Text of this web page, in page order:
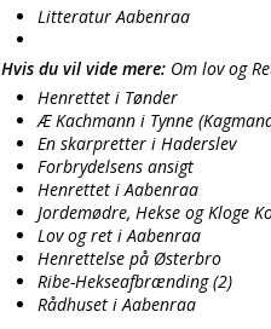
Litteratur Aabenraa
Hvis du vil vide mere: Om lov og
Henrettet i Tønder
Æ Kachmann i Tynne
En skarpretter i Haderslev
Forbrydelsens ansigt
Henrettet i Aabenraa
Jordemødre, Hekse og Kloge
Lov og ret i Aabenraa
Henrettelse på Østerbro
Ribe-Hekseafbrænding (2)
Rådhuset i Aabenraa